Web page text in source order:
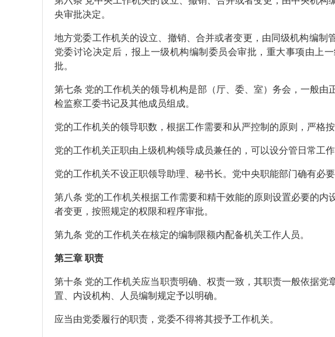
央审批决定。
地方党委工作机关的设立、撤销、合并或者变更，由同级机构编制
党委讨论决定后，报上一级机构编制委员会审批，重大事项由上
批。
第七条 党的工作机关的领导机构是部（厅、委、室）务会，一般由
检监察工委书记及其他成员组成。
党的工作机关的领导职数，根据工作需要和从严控制的原则，严格按
党的工作机关正职由上级机构领导成员兼任的，可以设分管日常工作
党的工作机关不设正职领导助理、秘书长。党中央职能部门确有必
第八条 党的工作机关根据工作需要和精干效能的原则设置必要的内
者变更，按照规定的权限和程序审批。
第九条 党的工作机关在核定的编制限额内配备机关工作人员。
第三章 职责
第十条 党的工作机关应当职责明确、权责一致，其职责一般依据党
置、内设机构、人员编制规定予以明确。
应当由党委履行的职责，党委不得将其授予工作机关。